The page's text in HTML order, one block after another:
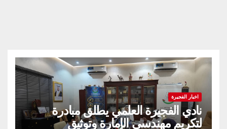
اخبار الفجيرة
نادي الفجيرة العلمي يطلق مبادرة
لتكريم مهندسي الإمارة وتوثيق